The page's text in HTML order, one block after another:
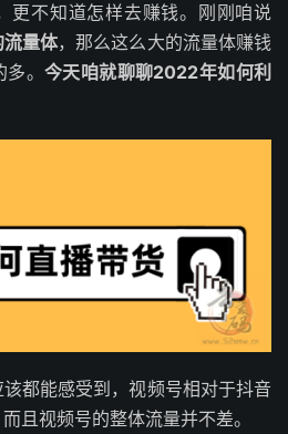
更不知道怎样去赚钱。刚刚咱说
量体，那么这么大的流量体赚钱
多。今天咱就聊聊2022年如何利
都能感受到，视频号相对于抖音
且视频号的整体流量并不差。